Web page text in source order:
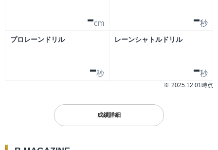
-cm -秒
プロレーンドリル
-秒
レーンシャトルドリル
-秒
2025.12.01時点
成績詳細